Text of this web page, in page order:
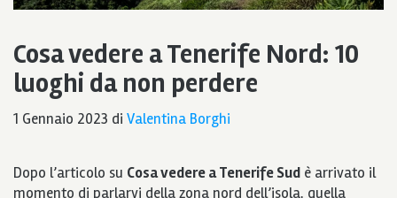
Cosa vedere a Tenerife Nord: 10
luoghi da non perdere
1 Gennaio 2023 di Valentina Borghi
Dopo l’articolo su Cosa vedere a Tenerife Sud è arrivato il
momento di parlarvi della zona nord dell’isola, quella